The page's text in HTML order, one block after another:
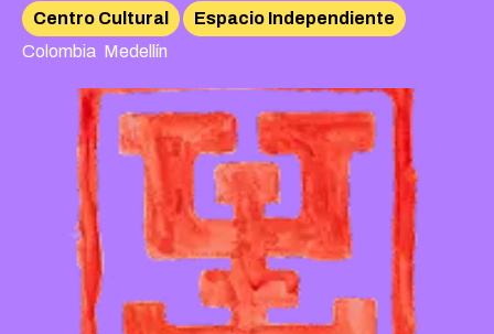
Centro Cultural
Espacio Independiente
Colombia Medellín